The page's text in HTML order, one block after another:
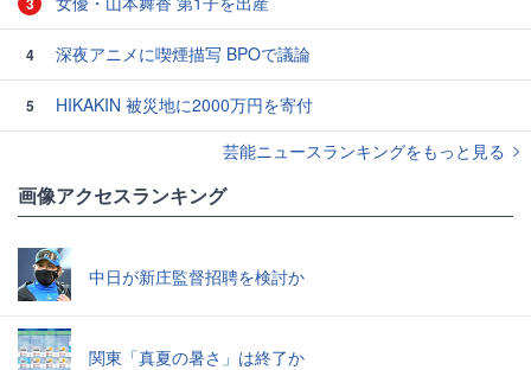
4 深夜アニメに喫煙描写 BPOで議論
5
HIKAKIN 被災地に2000万円を寄付
芸能ニュースランキングをもっと見る
画像アクセスランキング
中日が新庄監督招聘を検討か
関東「真夏の暑さ」は終了か